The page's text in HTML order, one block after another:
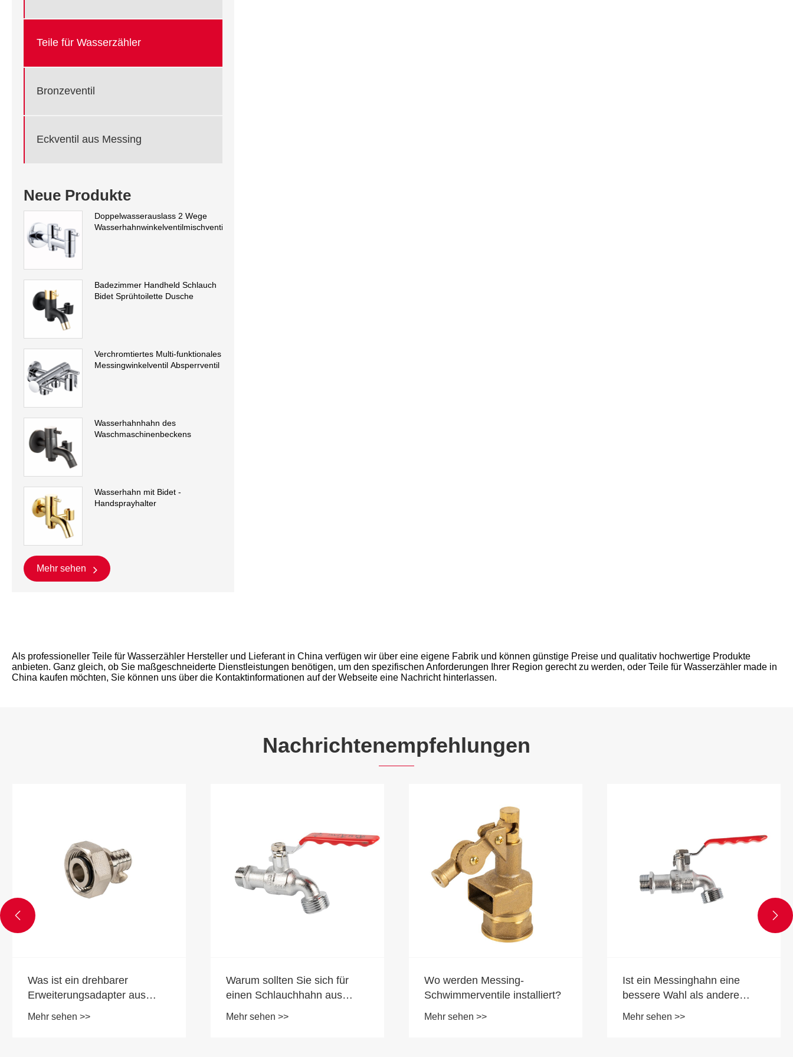
Teile für Wasserzähler
Bronzeventil
Eckventil aus Messing
Neue Produkte
Doppelwasserauslass 2 Wege
Wasserhahnwinkelventilmischventil
Badezimmer Handheld Schlauch
Bidet Sprühtoilette Dusche
Verchromtiertes Multi-funktionales
Messingwinkelventil Absperrventil
Wasserhahnhahn des
Waschmaschinenbeckens
Wasserhahn mit Bidet -
Handsprayhalter
Mehr sehen
Als professioneller Teile für Wasserzähler Hersteller und Lieferant in China verfügen wir über eine eigene Fabrik und können günstige Preise und qualitativ hochwertige Produkte
anbieten. Ganz gleich, ob Sie maßgeschneiderte Dienstleistungen benötigen, um den spezifischen Anforderungen Ihrer Region gerecht zu werden, oder Teile für Wasserzähler made in
China kaufen möchten, Sie können uns über die Kontaktinformationen auf der Webseite eine Nachricht hinterlassen.
Nachrichtenempfehlungen
Was ist ein drehbarer
Erweiterungsadapter aus
Messing?
Mehr sehen >>
Warum sollten Sie sich für
einen Schlauchhahn aus
Messing mit T-Griff für Ihren
Mehr sehen >>
Wo werden Messing-
Schwimmerventile installiert?
Mehr sehen >>
Ist ein Messinghahn eine
bessere Wahl als andere
Wasserhähne?
Mehr sehen >>
 